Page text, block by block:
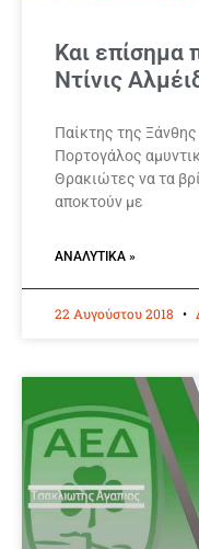
Και επίσημα
Ντίνις
Παίκτης της Ξάνθης
Πορτογάλος
Θρακιώτες να τα
αποκτούν με
ΑΝΑΛΥΤΙΚΆ »
22 Αυγούστου 2018